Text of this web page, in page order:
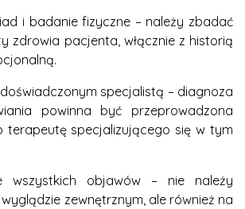
i badanie fizyczne – należy zbadać
zdrowia pacjenta, włącznie z historią
specjalistą – diagnoza
powinna być przeprowadzona
terapeutę specjalizującego się w tym
wszystkich objawów – nie należy
zewnętrznym, ale również na